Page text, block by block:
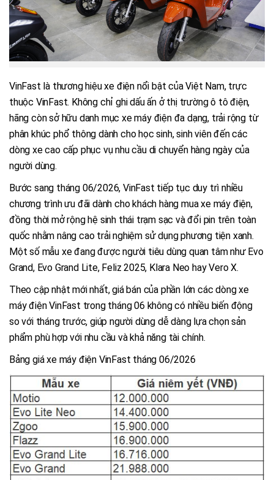
VinFast là thương hiệu xe điện nổi bật của Việt Nam, trực
thuộc VinFast. Không chỉ ghi dấu ấn ở thị trường ô tô điện,
hãng còn sở hữu danh mục xe máy điện đa dạng, trải rộng từ
phân khúc phổ thông dành cho học sinh, sinh viên đến các
dòng xe cao cấp phục vụ nhu cầu di chuyển hàng ngày của
người dùng.
Bước sang tháng 06/2026, VinFast tiếp tục duy trì nhiều
chương trình ưu đãi dành cho khách hàng mua xe máy điện,
đồng thời mở rộng hệ sinh thái trạm sạc và đổi pin trên toàn
quốc nhằm nâng cao trải nghiệm sử dụng phương tiện xanh.
Một số mẫu xe đang được người tiêu dùng quan tâm như Evo
Grand, Evo Grand Lite, Feliz 2025, Klara Neo hay Vero X.
Theo cập nhật mới nhất, giá bán của phần lớn các dòng xe
máy điện VinFast trong tháng 06 không có nhiều biến động
so với tháng trước, giúp người dùng dễ dàng lựa chọn sản
phẩm phù hợp với nhu cầu và khả năng tài chính.
Bảng giá xe máy điện VinFast tháng 06/2026